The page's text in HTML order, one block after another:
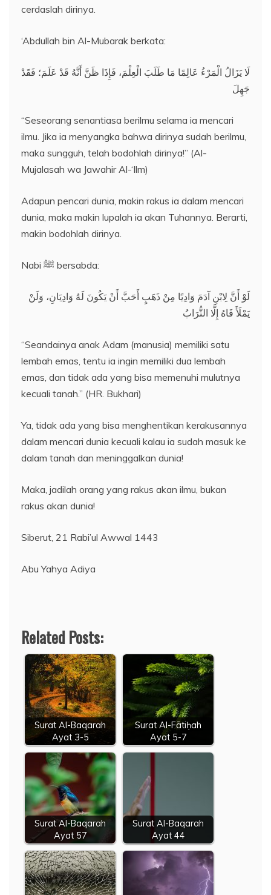
cerdaslah dirinya.
‘Abdullah bin Al-Mubarak berkata:
لَا يَزَالُ الْمَرْءُ عَالِمًا مَا طَلَبَ الْعِلْمَ، فَإِذَا ظَنَّ أَنَّهُ قَدْ عَلَمَ؛ فَقَدْ
جَهِلَ
“Seseorang senantiasa berilmu selama ia mencari
ilmu. Jika ia menyangka bahwa dirinya sudah berilmu,
maka sungguh, telah bodohlah dirinya!” (Al-
Mujalasah wa Jawahir Al-‘Ilm)
Adapun pencari dunia, makin rakus ia dalam mencari
dunia, maka makin lupalah ia akan Tuhannya. Berarti,
makin bodohlah dirinya.
Nabi ﷺ bersabda:
لَوْ أَنَّ لِابْنِ آدَمَ وَادِيًا مِنْ ذَهَبٍ أَحَبَّ أَنْ يَكُونَ لَهُ وَادِيَانِ، وَلَنْ
يَمْلَأَ فَاهُ إِلَّا التُّرَابُ
“Seandainya anak Adam (manusia) memiliki satu
lembah emas, tentu ia ingin memiliki dua lembah
emas, dan tidak ada yang bisa memenuhi mulutnya
kecuali tanah.” (HR. Bukhari)
Ya, tidak ada yang bisa menghentikan kerakusannya
dalam mencari dunia kecuali kalau ia sudah masuk ke
dalam tanah dan meninggalkan dunia!
Maka, jadilah orang yang rakus akan ilmu, bukan
rakus akan dunia!
Siberut, 21 Rabi’ul Awwal 1443
Abu Yahya Adiya
Related Posts:
Surat Al-Baqarah
Ayat 3-5
Surat Al-Fātiḥah
Ayat 5-7
Surat Al-Baqarah
Ayat 57
Surat Al-Baqarah
Ayat 44